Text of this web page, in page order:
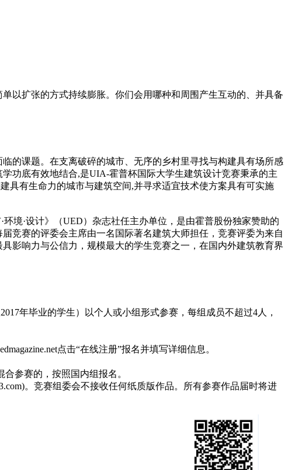
以扩张的方式持续膨胀。你们会用哪种和周围产生互动的、并具备
的课题。在支离破碎的城市、无序的乡村里寻找与构建具有场所感
功底有效地结合,是UIA-霍普杯国际大学⽣建筑设计竞赛秉承的主
具有生命⼒的城市与建筑空间,并寻求适宜技术使方案具有可实施
境·设计》（UED）杂志社任主办单位，是由霍普股份独家赞助的
竞赛的评委会主席由一名国际著名建筑大师担任，竞赛评委为来自
影响力与公信力，规模最大的学生竞赛之一，在国内外建筑教育界
年毕业的学生）以个人或小组形式参赛，每组成员不超过4人，
点击“在线注册”报名并填写详细信息。
参赛的，按照国内组报名。
。竞赛组委会不接收任何纸质版作品。所有参赛作品届时将进